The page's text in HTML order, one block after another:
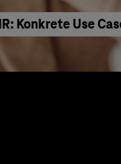
Konkrete Use